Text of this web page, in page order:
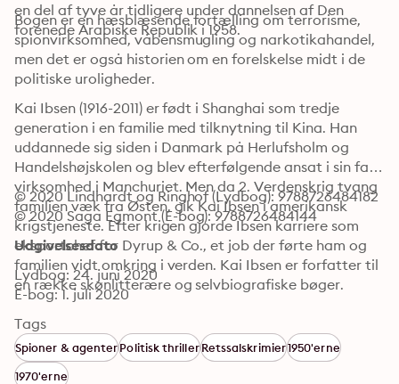
en del af tyve år tidligere under dannelsen af Den
forenede Arabiske Republik i 1958.
Bogen er en hæsblæsende fortælling om terrorisme,
spionvirksomhed, våbensmugling og narkotikahandel,
men det er også historien om en forelskelse midt i de
Kai Ibsen (1916-2011) er født i Shanghai som tredje
generation i en familie med tilknytning til Kina. Han
uddannede sig siden i Danmark på Herlufsholm og
Handelshøjskolen og blev efterfølgende ansat i sin fars
virksomhed i Manchuriet. Men da 2. Verdenskrig tvang
familien væk fra Østen, gik Kai Ibsen i amerikansk
krigstjeneste. Efter krigen gjorde Ibsen karriere som
eksportchef for Dyrup & Co., et job der førte ham og
familien vidt omkring i verden. Kai Ibsen er forfatter til
en række skønlitterære og selvbiografiske bøger.
© 2020 Lindhardt og Ringhof (Lydbog): 9788726484182
© 2020 Saga Egmont (E-bog): 9788726484144
Udgivelsesdato
Lydbog: 24. juni 2020
E-bog: 1. juli 2020
Tags
Spioner & agenterPolitisk thrillerRetssalskrimier1950'erne
1970'erne